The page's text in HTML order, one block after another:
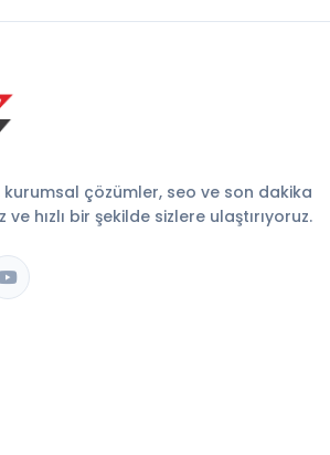
çözümler, seo ve son dakika
hızlı bir şekilde sizlere ulaştırıyoruz.